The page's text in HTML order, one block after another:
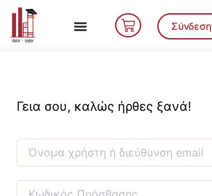
Μετάβαση
περιεχόμενο
Cart Σύνδεση
Γεια σου, καλώς ήρθες ξανά!